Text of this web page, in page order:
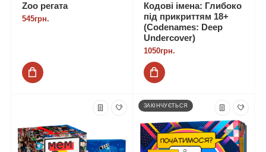
Zoo регата
545грн.
Кодові імена: Глибоко
під прикриттям 18+
(Codenames: Deep
Undercover)
1050грн.
ЗАКІНЧУЄТЬСЯ